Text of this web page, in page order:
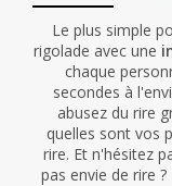
Le plus simple
rigolade avec une
chaque
secondes à
abusez du rire
quelles sont vos
rire. Et n'hésitez
pas envie de rire